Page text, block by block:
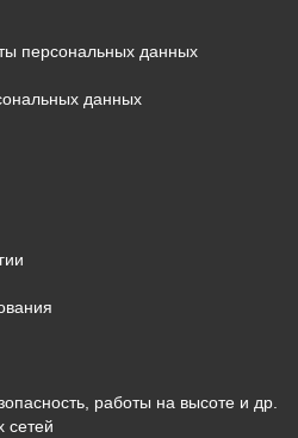
персональных данных
данных
работы на высоте и др.
сетей